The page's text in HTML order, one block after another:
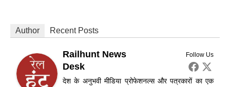
Author Recent Posts
Follow Us
Railhunt News
Desk
देश के अनुभवी मीडिया प्रोफेशनल्स और पत्रकारों का एक